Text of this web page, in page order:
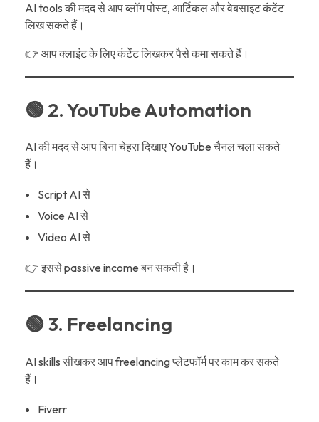
AI tools की मदद से आप ब्लॉग पोस्ट, आर्टिकल और वेबसाइट कंटेंट
लिख सकते हैं।
👉 आप क्लाइंट के लिए कंटेंट लिखकर पैसे कमा सकते हैं।
🟢 2. YouTube Automation
AI की मदद से आप बिना चेहरा दिखाए YouTube चैनल चला सकते
हैं।
Script AI से
Voice AI से
Video AI से
👉 इससे passive income बन सकती है।
🟢 3. Freelancing
AI skills सीखकर आप freelancing प्लेटफॉर्म पर काम कर सकते
हैं।
Fiverr